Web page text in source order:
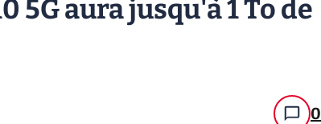
5G aura jusqu'à 1 To de
0